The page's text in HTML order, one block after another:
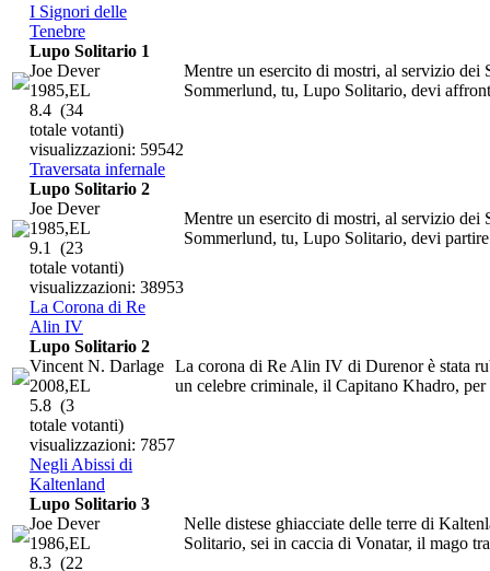
I Signori delle
Tenebre
Mentre un esercito di mostri, al servizio dei
Sommerlund, tu, Lupo Solitario, devi
Lupo Solitario 1
Joe Dever
1985,EL
8.4 (34
totale votanti)
visualizzazioni: 59542
Traversata infernale
Mentre un esercito di mostri, al servizio dei
Sommerlund, tu, Lupo Solitario, devi
Lupo Solitario 2
Joe Dever
1985,EL
9.1
(23
totale votanti)
visualizzazioni: 38953
La Corona di Re
Alin IV
La corona di Re Alin IV di Durenor è stata
un celebre criminale, il Capitano Khadro,
Lupo Solitario 2
Vincent N. Darlage
2008,EL
5.8 (3
totale votanti)
visualizzazioni: 7857
Negli Abissi di
Kaltenland
Nelle distese ghiacciate delle terre di
Solitario, sei in caccia di Vonatar, il mago
Lupo Solitario 3
Joe Dever
1986,EL
8.3 (22